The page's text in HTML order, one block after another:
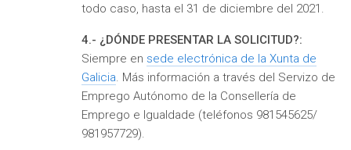
todo caso, hasta el 31 de diciembre del 2021.
4.- ¿DÓNDE PRESENTAR LA SOLICITUD?:
Siempre en sede electrónica de la Xunta de
Galicia . Más información a través del Servizo de
Emprego Autónomo de la Consellería de
Emprego e Igualdade (teléfonos 981545625/
981957729).